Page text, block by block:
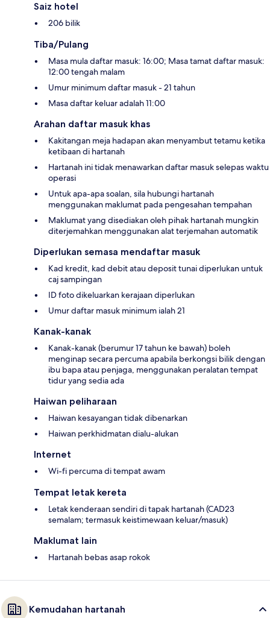
Saiz hotel
206 bilik
Tiba/Pulang
Masa mula daftar masuk: 16:00; Masa tamat daftar masuk:
12:00 tengah malam
Umur minimum daftar masuk - 21 tahun
Masa daftar keluar adalah 11:00
Arahan daftar masuk khas
Kakitangan meja hadapan akan menyambut tetamu ketika
ketibaan di hartanah
Hartanah ini tidak menawarkan daftar masuk selepas waktu
operasi
Untuk apa-apa soalan, sila hubungi hartanah
menggunakan maklumat pada pengesahan tempahan
Maklumat yang disediakan oleh pihak hartanah mungkin
diterjemahkan menggunakan alat terjemahan automatik
Diperlukan semasa mendaftar masuk
Kad kredit, kad debit atau deposit tunai diperlukan untuk
caj sampingan
ID foto dikeluarkan kerajaan diperlukan
Umur daftar masuk minimum ialah 21
Kanak-kanak
Kanak-kanak (berumur 17 tahun ke bawah) boleh
menginap secara percuma apabila berkongsi bilik dengan
ibu bapa atau penjaga, menggunakan peralatan tempat
tidur yang sedia ada
Haiwan peliharaan
Haiwan kesayangan tidak dibenarkan
Haiwan perkhidmatan dialu-alukan
Internet
Wi-fi percuma di tempat awam
Tempat letak kereta
Letak kenderaan sendiri di tapak hartanah (CAD23
semalam; termasuk keistimewaan keluar/masuk)
Maklumat lain
Hartanah bebas asap rokok
Kemudahan hartanah